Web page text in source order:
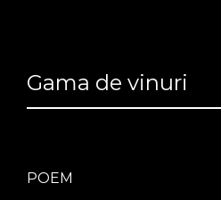
Gama de vinuri
POEM